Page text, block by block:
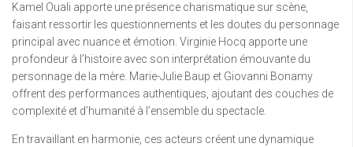
Kamel Ouali apporte une présence charismatique sur scène,
faisant ressortir les questionnements et les doutes du personnage
principal avec nuance et émotion. Virginie Hocq apporte une
profondeur à l’histoire avec son interprétation émouvante du
personnage de la mère. Marie-Julie Baup et Giovanni Bonamy
offrent des performances authentiques, ajoutant des couches de
complexité et d’humanité à l’ensemble du spectacle.
En travaillant en harmonie, ces acteurs créent une dynamique